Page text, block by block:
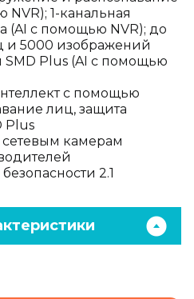
1-канальная
(AI с помощью NVR); до
и 5000 изображений
Plus (AI с помощью
с помощью
лиц, защита
Plus
камерам
2.1